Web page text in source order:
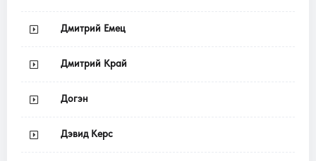
Дмитрий Емец
Дмитрий Край
Догэн
Дэвид Керс